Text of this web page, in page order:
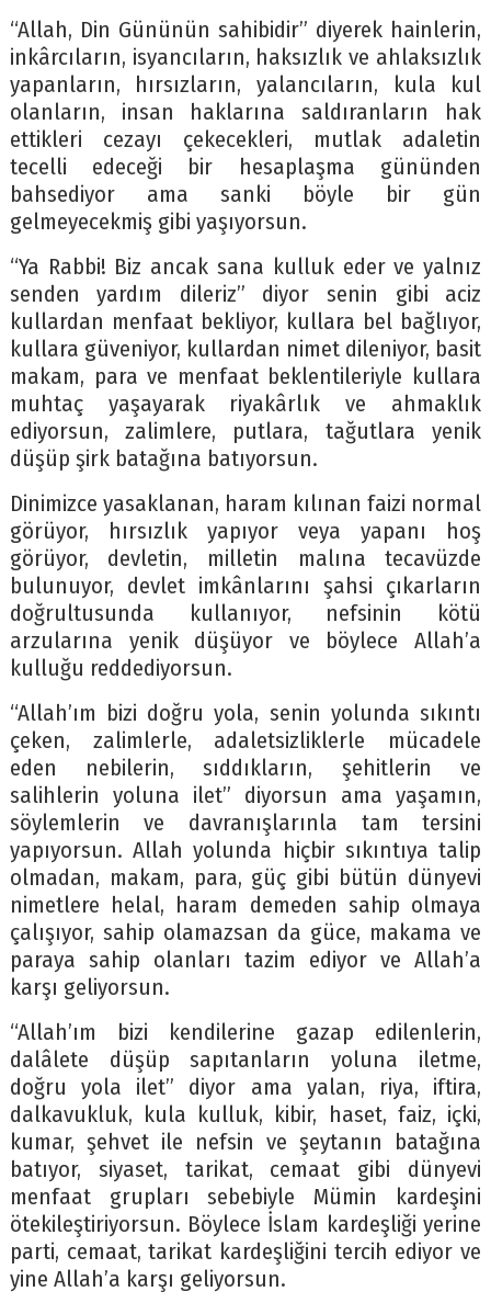
“Allah, Din Gününün sahibidir” diyerek hainlerin,
inkârcıların, isyancıların, haksızlık ve ahlaksızlık
yapanların, hırsızların, yalancıların, kula kul
olanların, insan haklarına saldıranların hak
ettikleri cezayı çekecekleri, mutlak adaletin
tecelli edeceği bir hesaplaşma gününden
bahsediyor ama sanki böyle bir gün
gelmeyecekmiş gibi yaşıyorsun.
“Ya Rabbi! Biz ancak sana kulluk eder ve yalnız
senden yardım dileriz” diyor senin gibi aciz
kullardan menfaat bekliyor, kullara bel bağlıyor,
kullara güveniyor, kullardan nimet dileniyor, basit
makam, para ve menfaat beklentileriyle kullara
muhtaç yaşayarak riyakârlık ve ahmaklık
ediyorsun, zalimlere, putlara, tağutlara yenik
düşüp şirk batağına batıyorsun.
Dinimizce yasaklanan, haram kılınan faizi normal
görüyor, hırsızlık yapıyor veya yapanı hoş
görüyor, devletin, milletin malına tecavüzde
bulunuyor, devlet imkânlarını şahsi çıkarların
doğrultusunda kullanıyor, nefsinin kötü
arzularına yenik düşüyor ve böylece Allah’a
kulluğu reddediyorsun.
“Allah’ım bizi doğru yola, senin yolunda sıkıntı
çeken, zalimlerle, adaletsizliklerle mücadele
eden nebilerin, sıddıkların, şehitlerin ve
salihlerin yoluna ilet” diyorsun ama yaşamın,
söylemlerin ve davranışlarınla tam tersini
yapıyorsun. Allah yolunda hiçbir sıkıntıya talip
olmadan, makam, para, güç gibi bütün dünyevi
nimetlere helal, haram demeden sahip olmaya
çalışıyor, sahip olamazsan da güce, makama ve
paraya sahip olanları tazim ediyor ve Allah’a
karşı geliyorsun.
“Allah’ım bizi kendilerine gazap edilenlerin,
dalâlete düşüp sapıtanların yoluna iletme,
doğru yola ilet” diyor ama yalan, riya, iftira,
dalkavukluk, kula kulluk, kibir, haset, faiz, içki,
kumar, şehvet ile nefsin ve şeytanın batağına
batıyor, siyaset, tarikat, cemaat gibi dünyevi
menfaat grupları sebebiyle Mümin kardeşini
ötekileştiriyorsun. Böylece İslam kardeşliği yerine
parti, cemaat, tarikat kardeşliğini tercih ediyor ve
yine Allah’a karşı geliyorsun.